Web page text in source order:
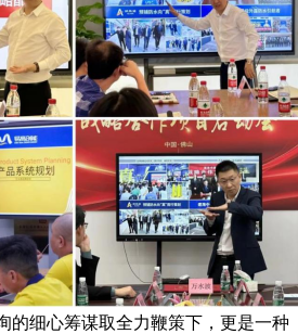
的细心筹谋取全力鞭策下，更是一种